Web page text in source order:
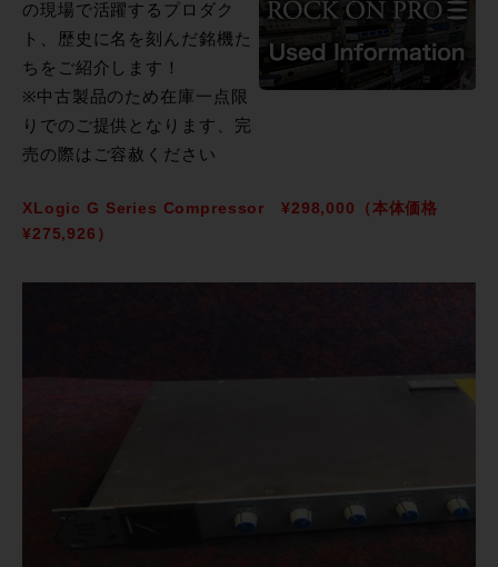
の現場で活躍するプロダク
ト、歴史に名を刻んだ銘機た
ちをご紹介します！
※中古製品のため在庫一点限
りでのご提供となります、完
売の際はご容赦ください
XLogic G Series Compressor¥298,000（本体価格
¥275,926）